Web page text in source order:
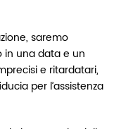
saremo
in una data e un
e ritardatari,
per l’assistenza